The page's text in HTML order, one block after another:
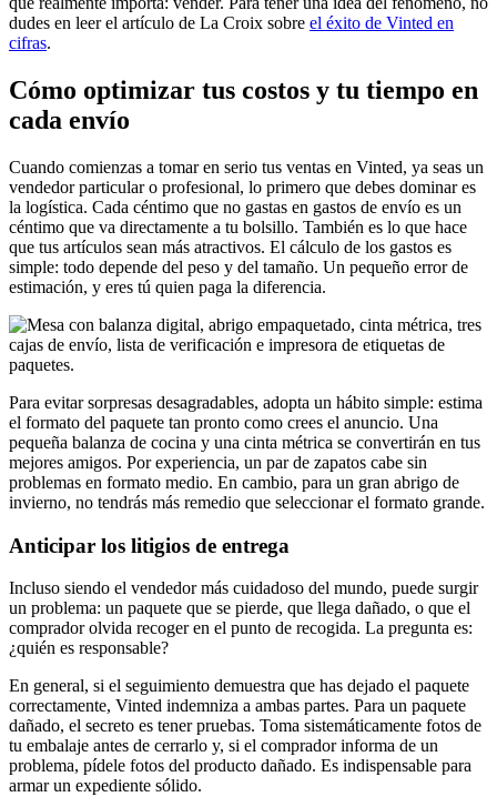
dudes en leer el artículo de La Croix sobre el éxito de Vinted en
cifras.
Cómo optimizar tus costos y tu tiempo en
cada envío
Cuando comienzas a tomar en serio tus ventas en Vinted, ya seas un
vendedor particular o profesional, lo primero que debes dominar es
la logística. Cada céntimo que no gastas en gastos de envío es un
céntimo que va directamente a tu bolsillo. También es lo que hace
que tus artículos sean más atractivos. El cálculo de los gastos es
simple: todo depende del peso y del tamaño. Un pequeño error de
estimación, y eres tú quien paga la diferencia.
Para evitar sorpresas desagradables, adopta un hábito simple: estima
el formato del paquete tan pronto como crees el anuncio. Una
pequeña balanza de cocina y una cinta métrica se convertirán en tus
mejores amigos. Por experiencia, un par de zapatos cabe sin
problemas en formato medio. En cambio, para un gran abrigo de
invierno, no tendrás más remedio que seleccionar el formato grande.
Anticipar los litigios de entrega
Incluso siendo el vendedor más cuidadoso del mundo, puede surgir
un problema: un paquete que se pierde, que llega dañado, o que el
comprador olvida recoger en el punto de recogida. La pregunta es:
¿quién es responsable?
En general, si el seguimiento demuestra que has dejado el paquete
correctamente, Vinted indemniza a ambas partes. Para un paquete
dañado, el secreto es tener pruebas. Toma sistemáticamente fotos de
tu embalaje antes de cerrarlo y, si el comprador informa de un
problema, pídele fotos del producto dañado. Es indispensable para
armar un expediente sólido.